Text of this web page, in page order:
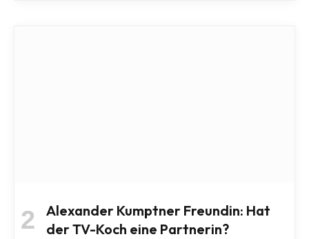
Alexander Kumptner Freundin: Hat
der TV-Koch eine Partnerin?